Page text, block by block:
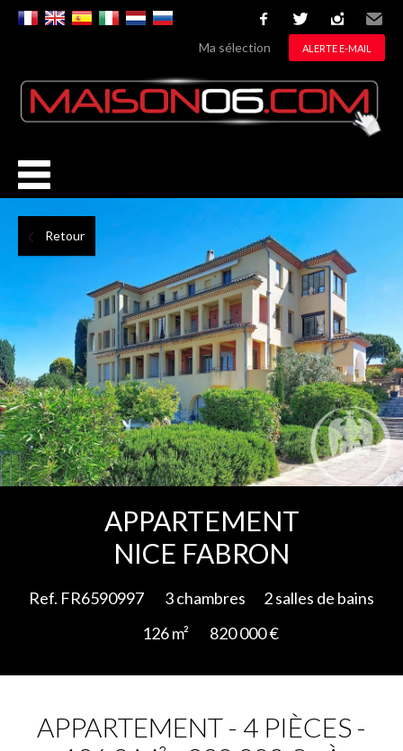
facebooktwitterinstagram
Email
Ma sélection ALERTE E-MAIL
Retour
APPARTEMENT
NICE FABRON
Ref. FR6590997 3 chambres
2 salles de bains
126 m²
820 000 €
APPARTEMENT - 4 PIÈCES -